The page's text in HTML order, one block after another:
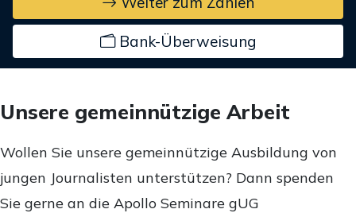
Bank-Überweisung
Unsere gemeinnützige Arbeit
Wollen Sie unsere gemeinnützige Ausbildung von
jungen Journalisten unterstützen? Dann spenden
Sie gerne an die Apollo Seminare gUG